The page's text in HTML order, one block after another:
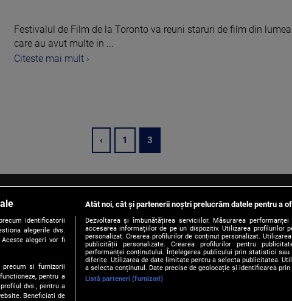
Festivalul de Film de la Toronto va reuni staruri de film din
care au avut multe in ...
Citeste mai mult ›
‹ 1 3
Publicitate Politica de Confidentialitate Politica de
© 2026 PROTV. Toate drepturile rezervate.
identificatorii
alegerile dvs.
alegeri vor fi
precum si furnizorii
pentru a
dvs., pentru a
Beneficiati de
Atât noi, cât și partenerii noștri prelucrăm datele pentru a
Dezvoltarea și îmbunătățirea serviciilor. Măsurarea
accesarea informațiilor de pe un dispozitiv. Utilizarea profilurilor
personalizat. Crearea profilurilor de conținut personalizat.
publicității personalizate. Crearea profilurilor pentru
performanței conținutului. Înțelegerea publicului prin statistici
diferite. Utilizarea de date limitate pentru a selecta publicitatea.
a selecta conținutul. Date precise de geolocație și identificarea
Listă parteneri (furnizori)